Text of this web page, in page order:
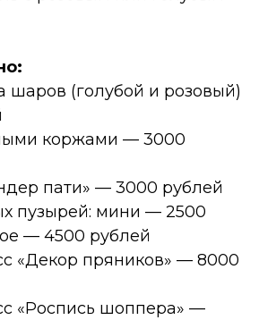
(голубой и розовый)
коржами — 3000
пати» — 3000 рублей
пузырей: мини — 2500
— 4500 рублей
«Декор пряников» — 8000
«Роспись шоппера» —